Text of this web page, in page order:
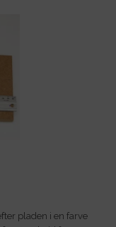
pladen i en farve